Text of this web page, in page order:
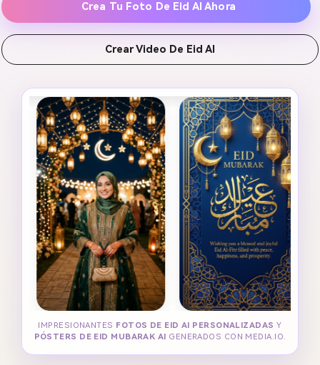
Crea Tu Foto De Eid AI Ahora
Crear Video De Eid AI
IMPRESIONANTES FOTOS DE EID AI PERSONALIZADAS Y
PÓSTERS DE EID MUBARAK AI GENERADOS CON MEDIA.IO.